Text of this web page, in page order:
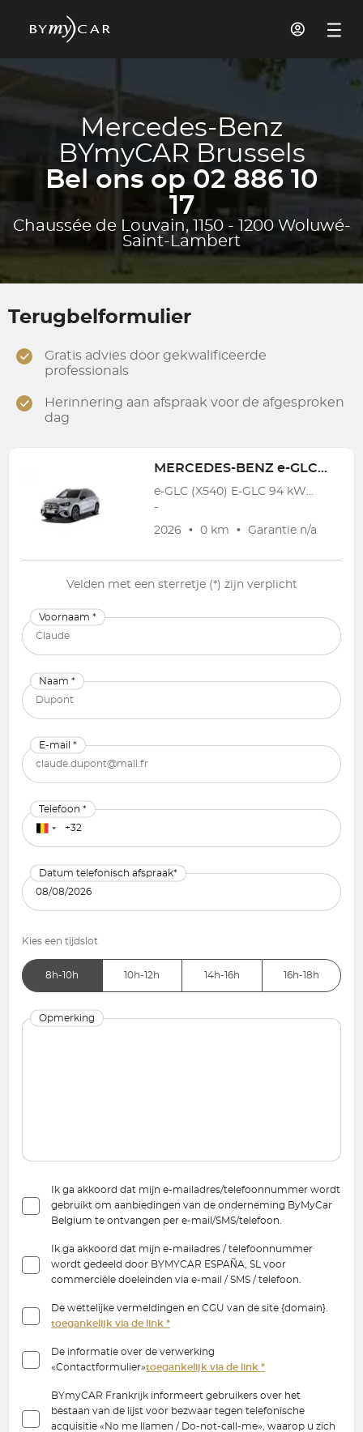
Mercedes-Benz
BYmyCAR Brussels
Bel ons op 02 886 10
17
Chaussée de Louvain, 1150 - 1200 Woluwé-
Saint-Lambert
Terugbelformulier
Gratis advies door gekwalificeerde
professionals
Herinnering aan afspraak voor de afgesproken
dag
MERCEDES-BENZ e-GLC (X540)
e-GLC (X540) E-GLC 94 kWh 400 4-Matic AMG Line
-
2026 • 0 km • Garantie n/a
Velden met een sterretje (*) zijn verplicht
Voornaam *
Naam *
E-mail *
Telefoon *
Datum telefonisch afspraak*
Kies een tijdslot
8h-10h 10h-12h 14h-16h 16h-18h
Opmerking
Ik ga akkoord dat mijn e-mailadres/telefoonnummer wordt
gebruikt om aanbiedingen van de onderneming ByMyCar
Belgium te ontvangen per e-mail/SMS/telefoon.
Ik ga akkoord dat mijn e-mailadres / telefoonnummer
wordt gedeeld door BYMYCAR ESPAÑA, SL voor
commerciële doeleinden via e-mail / SMS / telefoon.
De wettelijke vermeldingen en CGU van de site {domain}.
toegankelijk via de link *
De informatie over de verwerking
«Contactformulier»toegankelijk via de link *
BYmyCAR Frankrijk informeert gebruikers over het
bestaan van de lijst voor bezwaar tegen telefonische
acquisitie «No me llamen / Do-not-call-me», waarop u zich